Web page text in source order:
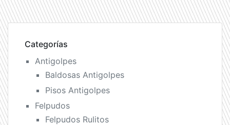
Categorías
Antigolpes
Baldosas Antigolpes
Pisos Antigolpes
Felpudos
Felpudos Rulitos